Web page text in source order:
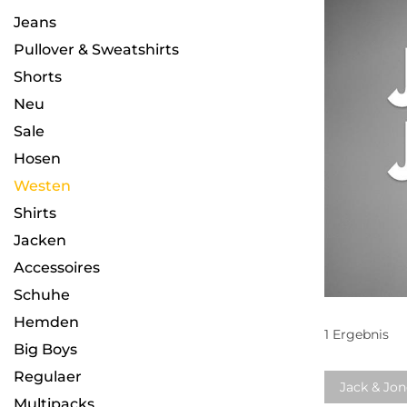
Jeans
Pullover & Sweatshirts
Shorts
Neu
Sale
Hosen
Westen
Shirts
Jacken
Accessoires
Schuhe
Hemden
Big Boys
Regulaer
1 Ergebnis
Jack &